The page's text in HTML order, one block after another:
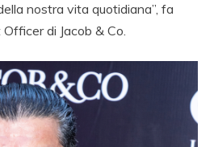
nostra vita quotidiana”, fa
di Jacob & Co.